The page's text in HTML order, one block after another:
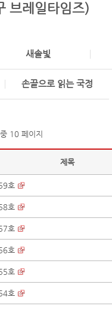
브레일타임즈)
새솔빛
손끝으로 읽는 국정
10 페이지
제목
호
호
호
호
호
호